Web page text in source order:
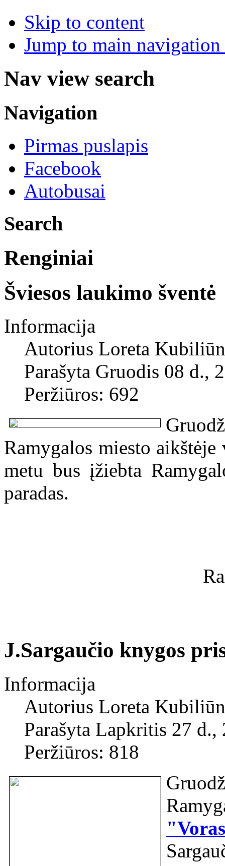
Skip to content
Jump to main
Nav view search
Navigation
Pirmas puslapis
Facebook
Autobusai
Search
Renginiai
Šviesos laukimo šventė
Informacija
Autorius Loreta
Parašyta Gruodis 08 d.,
Peržiūros: 692
Ramygalos miesto
metu bus įžiebta
paradas.
J.Sargaučio knygos
Informacija
Autorius Loreta
Parašyta Lapkritis 27 d.,
Peržiūros: 818